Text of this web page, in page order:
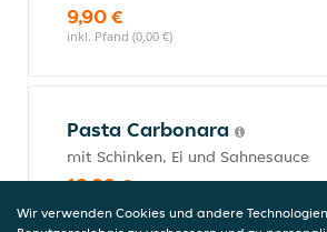
9,90 €
inkl. Pfand (0,00 €)
Pasta Carbonara
mit Schinken, Ei und Sahnesauce
12,90 €
inkl. Pfand (0,00 €)
Wir verwenden Cookies und andere